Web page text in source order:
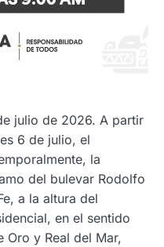
julio de 2026. A partir
6 de julio, el
la
del bulevar Rodolfo
a la altura del
en el sentido
Oro y Real del Mar,